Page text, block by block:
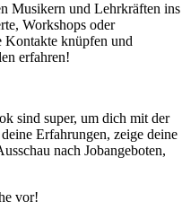
Musikern und Lehrkräften ins
Workshops oder
Kontakte knüpfen und
erfahren!
sind super, um dich mit der
Erfahrungen, zeige deine
nach Jobangeboten,
vor!